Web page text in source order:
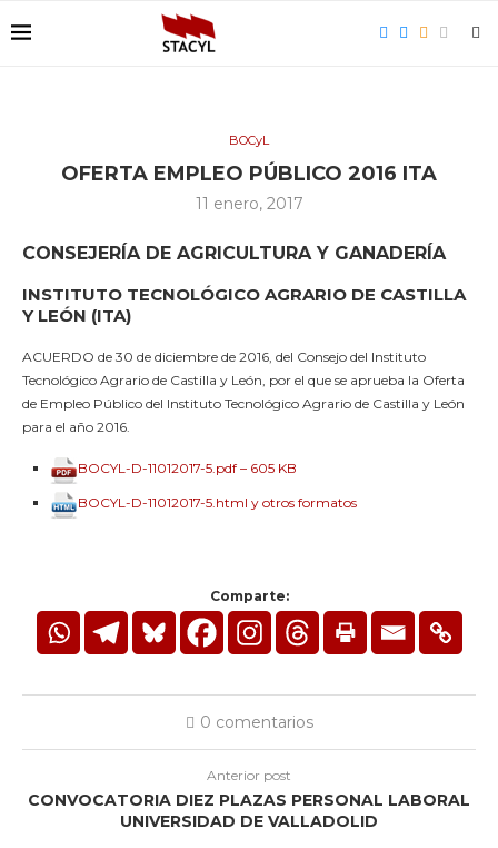
BOCyL
OFERTA EMPLEO PÚBLICO 2016 ITA
11 enero, 2017
CONSEJERÍA DE AGRICULTURA Y GANADERÍA
INSTITUTO TECNOLÓGICO AGRARIO DE CASTILLA
Y LEÓN (ITA)
ACUERDO de 30 de diciembre de 2016, del Consejo del Instituto
Tecnológico Agrario de Castilla y León, por el que se aprueba la Oferta
de Empleo Público del Instituto Tecnológico Agrario de Castilla y León
para el año 2016.
BOCYL-D-11012017-5.pdf – 605 KB
BOCYL-D-11012017-5.html y otros formatos
Comparte:
0 comentarios
Anterior post
CONVOCATORIA DIEZ PLAZAS PERSONAL LABORAL
UNIVERSIDAD DE VALLADOLID